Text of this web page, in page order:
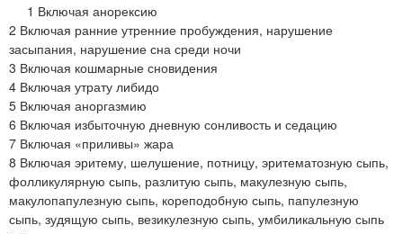
1 Включая анорексию
2 Включая ранние утренние пробуждения, нарушение
засыпания, нарушение сна среди ночи
3 Включая кошмарные сновидения
4 Включая утрату либидо
5 Включая аноргазмию
6 Включая избыточную дневную сонливость и седацию
7 Включая «приливы» жара
8 Включая эритему, шелушение, потницу, эритематозную сыпь,
фолликулярную сыпь, разлитую сыпь, макулезную сыпь,
макулопапулезную сыпь, кореподобную сыпь, папулезную
сыпь, зудящую сыпь, везикулезную сыпь, умбиликальную сыпь